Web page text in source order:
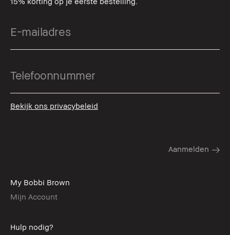
Bekijk ons privacybeleid
My Bobbi Brown
Mijn Account
Hulp nodig?